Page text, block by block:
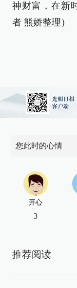
神财富，在新
者 熊娇整理）
您此时的心情
开心
3
推荐阅读